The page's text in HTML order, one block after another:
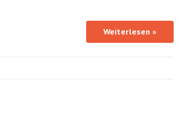
Weiterlesen »